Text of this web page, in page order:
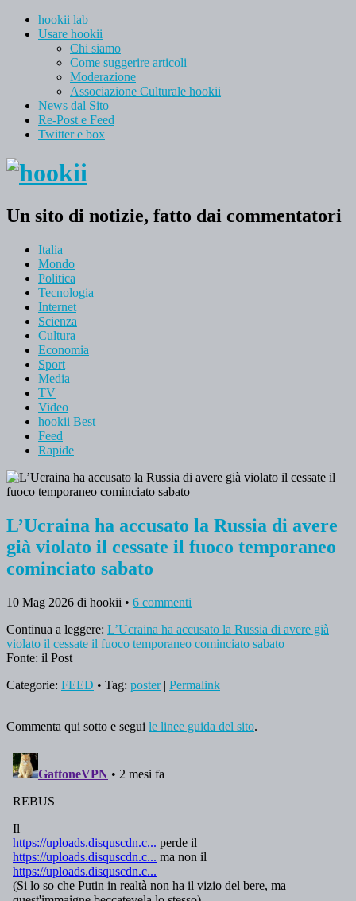
hookii lab
Usare hookii
Chi siamo
Come suggerire articoli
Moderazione
Associazione Culturale hookii
News dal Sito
Re-Post e Feed
Twitter e box
Un sito di notizie, fatto dai commentatori
Italia
Mondo
Politica
Tecnologia
Internet
Scienza
Cultura
Economia
Sport
Media
TV
Video
hookii Best
Feed
Rapide
L’Ucraina ha accusato la Russia di avere
già violato il cessate il fuoco temporaneo
cominciato sabato
10 Mag 2026 di hookii • 6 commenti
Continua a leggere: L’Ucraina ha accusato la Russia di avere già
violato il cessate il fuoco temporaneo cominciato sabato
Fonte: il Post
Categorie: FEED • Tag: poster| Permalink
Commenta qui sotto e segui le linee guida del sito.